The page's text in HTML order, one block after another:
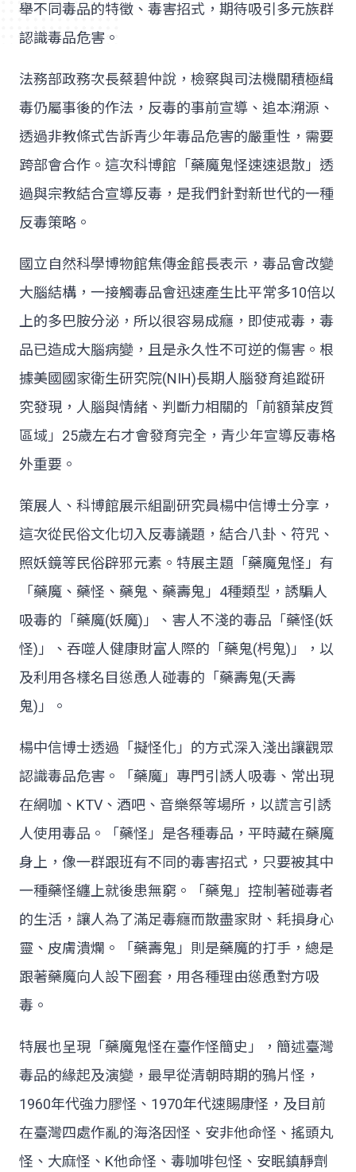
舉不同毒品的特徵、毒害招式，期待吸引多元族群
認識毒品危害。
法務部政務次長蔡碧仲說，檢察與司法機關積極緝
毒仍屬事後的作法，反毒的事前宣導、追本溯源、
透過非教條式告訴青少年毒品危害的嚴重性，需要
跨部會合作。這次科博館「藥魔鬼怪速速退散」透
過與宗教結合宣導反毒，是我們針對新世代的一種
反毒策略。
國立自然科學博物館焦傳金館長表示，毒品會改變
大腦結構，一接觸毒品會迅速產生比平常多10倍以
上的多巴胺分泌，所以很容易成癮，即使戒毒，毒
品已造成大腦病變，且是永久性不可逆的傷害。根
據美國國家衛生研究院(NIH)長期人腦發育追蹤研
究發現，人腦與情緒、判斷力相關的「前額葉皮質
區域」25歲左右才會發育完全，青少年宣導反毒格
外重要。
策展人、科博館展示組副研究員楊中信博士分享，
這次從民俗文化切入反毒議題，結合八卦、符咒、
照妖鏡等民俗辟邪元素。特展主題「藥魔鬼怪」有
「藥魔、藥怪、藥鬼、藥壽鬼」4種類型，誘騙人
吸毒的「藥魔(妖魔)」、害人不淺的毒品「藥怪(妖
怪)」、吞噬人健康財富人際的「藥鬼(枵鬼)」，以
及利用各樣名目慫恿人碰毒的「藥壽鬼(夭壽
鬼)」。
楊中信博士透過「擬怪化」的方式深入淺出讓觀眾
認識毒品危害。「藥魔」專門引誘人吸毒、常出現
在網咖、KTV、酒吧、音樂祭等場所，以謊言引誘
人使用毒品。「藥怪」是各種毒品，平時藏在藥魔
身上，像一群跟班有不同的毒害招式，只要被其中
一種藥怪纏上就後患無窮。「藥鬼」控制著碰毒者
的生活，讓人為了滿足毒癮而散盡家財、耗損身心
靈、皮膚潰爛。「藥壽鬼」則是藥魔的打手，總是
跟著藥魔向人設下圈套，用各種理由慫恿對方吸
毒。
特展也呈現「藥魔鬼怪在臺作怪簡史」，簡述臺灣
毒品的緣起及演變，最早從清朝時期的鴉片怪，
1960年代強力膠怪、1970年代速賜康怪，及目前
在臺灣四處作亂的海洛因怪、安非他命怪、搖頭丸
怪、大麻怪、K他命怪、毒咖啡包怪、安眠鎮靜劑